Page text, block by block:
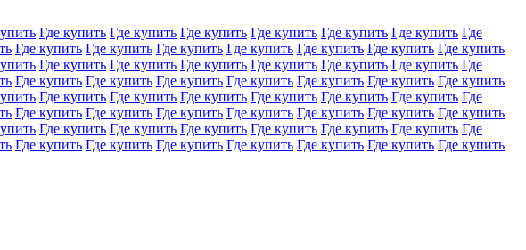
Где купить Где купить Где купить Где купить Где купить Где купить Где
Где купить Где купить Где купить Где купить Где купить Где купить Где купить
Где купить Где купить Где купить Где купить Где купить Где купить Где
Где купить Где купить Где купить Где купить Где купить Где купить Где купить
Где купить Где купить Где купить Где купить Где купить Где купить Где
Где купить Где купить Где купить Где купить Где купить Где купить Где купить
Где купить Где купить Где купить Где купить Где купить Где купить Где
Где купить Где купить Где купить Где купить Где купить Где купить Где купить